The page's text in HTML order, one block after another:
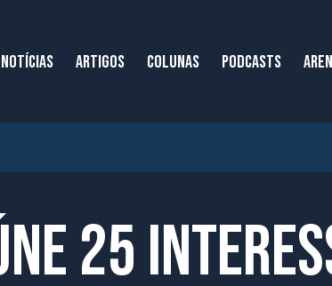
NOTÍCIAS ARTIGOS COLUNAS PODCASTS
25